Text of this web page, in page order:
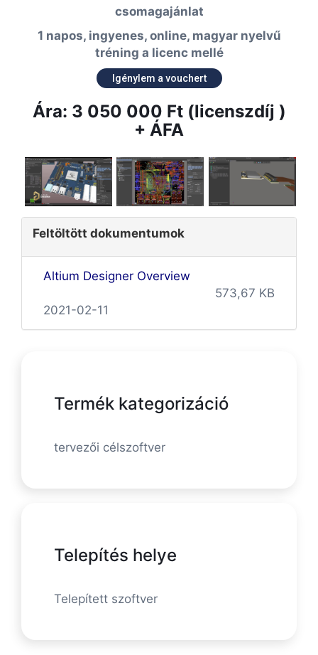
csomagajánlat
1 napos, ingyenes, online, magyar nyelvű
tréning a licenc mellé
Igénylem a vouchert
Ára: 3 050 000 Ft (licenszdíj )
+ ÁFA
Feltöltött dokumentumok
Altium Designer Overview
573,67 KB
2021-02-11
Termék kategorizáció
tervezői célszoftver
Telepítés helye
Telepített szoftver